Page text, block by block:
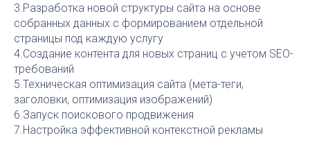
3.Разработка новой структуры сайта на основе
собранных данных с формированием отдельной
страницы под каждую услугу
4.Создание контента для новых страниц с учетом SEO-
требований
5.Техническая оптимизация сайта (мета-теги,
заголовки, оптимизация изображений)
6.Запуск поискового продвижения
7.Настройка эффективной контекстной рекламы